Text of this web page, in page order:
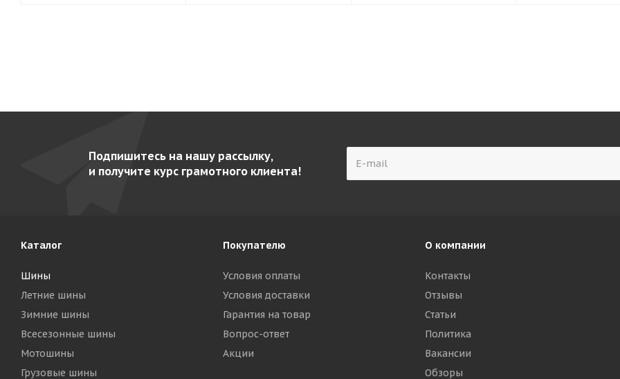
Подпишитесь на нашу рассылку,
и получите курс грамотного клиента!
Каталог
Шины
Летние шины
Зимние шины
Всесезонные шины
Мотошины
Грузовые шины
Покупателю
Условия оплаты
Условия доставки
Гарантия на товар
Вопрос-ответ
Акции
О компании
Контакты
Отзывы
Статьи
Политика
Вакансии
Обзоры